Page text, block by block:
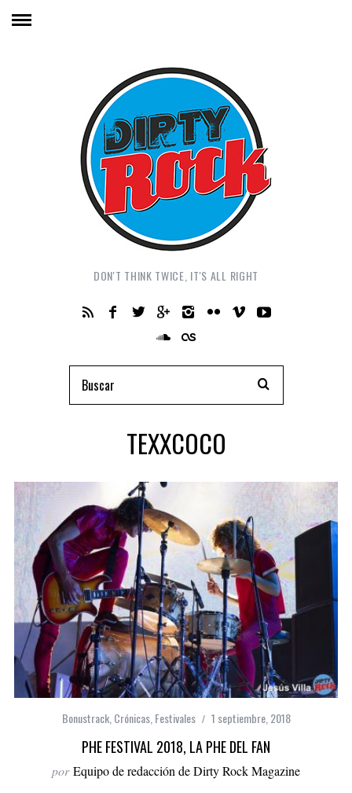
DON'T THINK TWICE, IT'S ALL RIGHT
TEXXCOCO
Bonustrack, Crónicas, Festivales 1 septiembre, 2018
PHE FESTIVAL 2018, LA PHE DEL FAN
por Equipo de redacción de Dirty Rock Magazine